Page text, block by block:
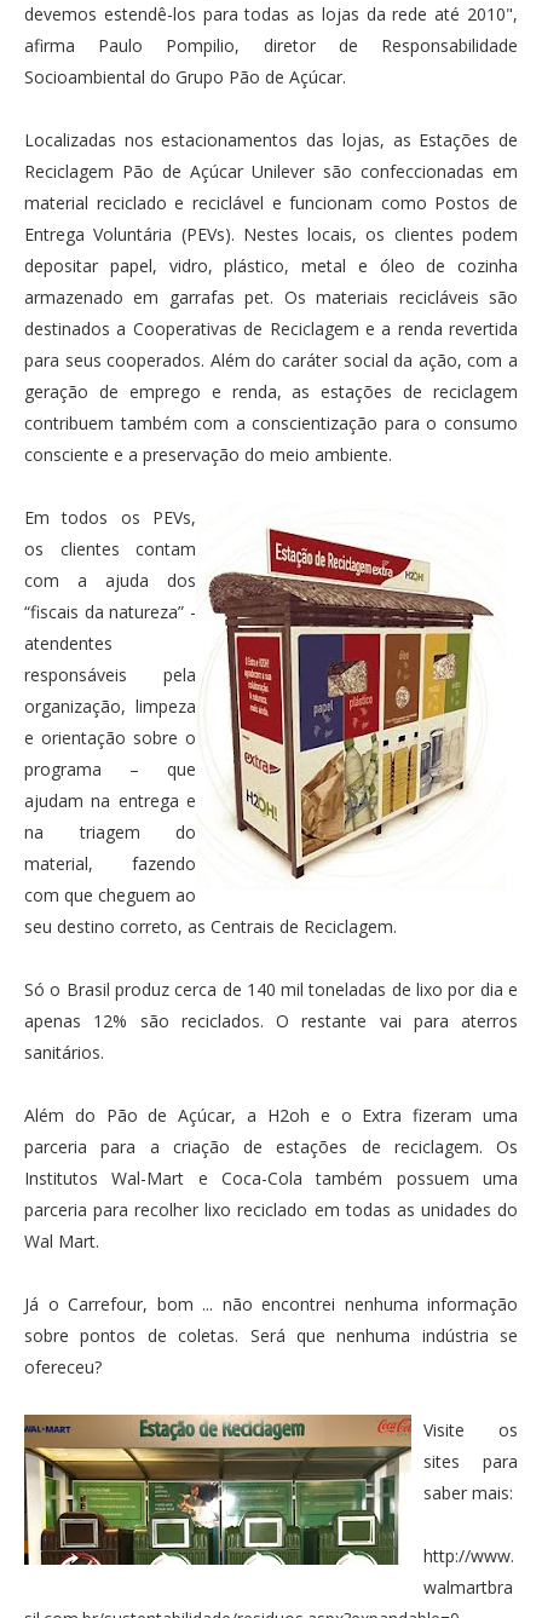
devemos estendê-los para todas as lojas da rede até 2010",
afirma Paulo Pompilio, diretor de Responsabilidade
Socioambiental do Grupo Pão de Açúcar.
Localizadas nos estacionamentos das lojas, as Estações de
Reciclagem Pão de Açúcar Unilever são confeccionadas em
material reciclado e reciclável e funcionam como Postos de
Entrega Voluntária (PEVs). Nestes locais, os clientes podem
depositar papel, vidro, plástico, metal e óleo de cozinha
armazenado em garrafas pet. Os materiais recicláveis são
destinados a Cooperativas de Reciclagem e a renda revertida
para seus cooperados. Além do caráter social da ação, com a
geração de emprego e renda, as estações de reciclagem
contribuem também com a conscientização para o consumo
consciente e a preservação do meio ambiente.
Em todos os PEVs,
os clientes contam
com a ajuda dos
“fiscais da natureza” -
atendentes
responsáveis pela
organização, limpeza
e orientação sobre o
programa – que
ajudam na entrega e
na triagem do
material, fazendo
com que cheguem ao
seu destino correto, as Centrais de Reciclagem.
Só o Brasil produz cerca de 140 mil toneladas de lixo por dia e
apenas 12% são reciclados. O restante vai para aterros
sanitários.
Além do Pão de Açúcar, a H2oh e o Extra fizeram uma
parceria para a criação de estações de reciclagem. Os
Institutos Wal-Mart e Coca-Cola também possuem uma
parceria para recolher lixo reciclado em todas as unidades do
Wal Mart.
Já o Carrefour, bom ... não encontrei nenhuma informação
sobre pontos de coletas. Será que nenhuma indústria se
ofereceu?
Visite os
sites para
saber mais:
http://www.
walmartbra